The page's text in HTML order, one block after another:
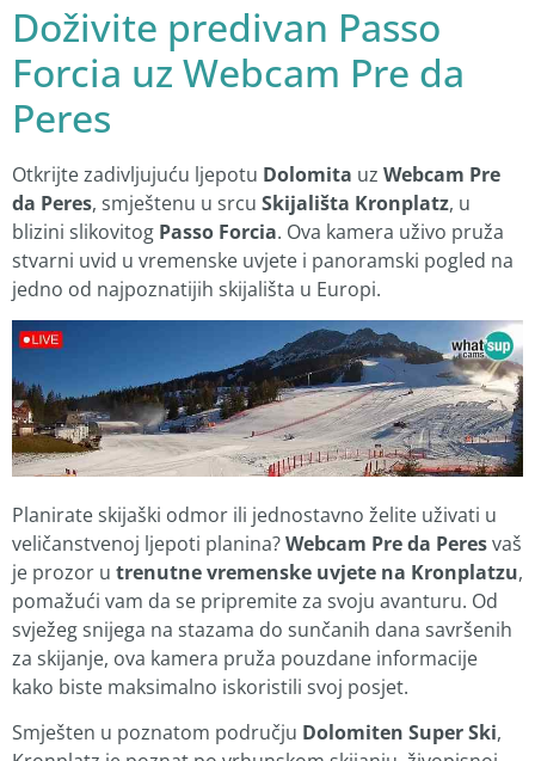
Doživite predivan Passo
Forcia uz Webcam Pre da
Peres
Otkrijte zadivljujuću ljepotu Dolomita uz Webcam Pre
da Peres, smještenu u srcu Skijališta Kronplatz, u
blizini slikovitog Passo Forcia. Ova kamera uživo pruža
stvarni uvid u vremenske uvjete i panoramski pogled na
jedno od najpoznatijih skijališta u Europi.
Planirate skijaški odmor ili jednostavno želite uživati u
veličanstvenoj ljepoti planina?Webcam Pre da Peresvaš
je prozor u trenutne vremenske uvjete na Kronplatzu,
pomažući vam da se pripremite za svoju avanturu. Od
svježeg snijega na stazama do sunčanih dana savršenih
za skijanje, ova kamera pruža pouzdane informacije
kako biste maksimalno iskoristili svoj posjet.
Smješten u poznatom području Dolomiten Super Ski,